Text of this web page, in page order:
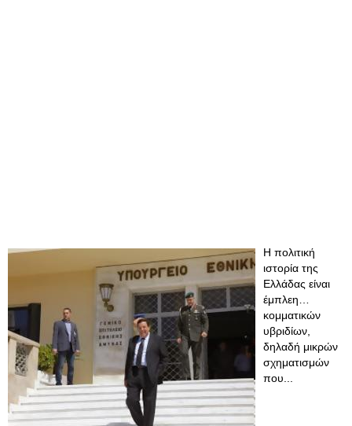
Η πολιτική
ιστορία της
Ελλάδας είναι
έμπλεη…
κομματικών
υβριδίων,
δηλαδή μικρών
σχηματισμών
που...